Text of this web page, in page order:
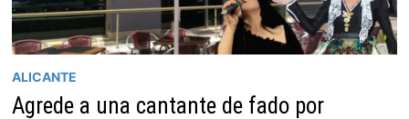
ALICANTE
Agrede a una cantante de fado por